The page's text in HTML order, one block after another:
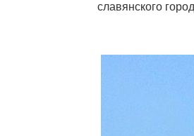
славянского